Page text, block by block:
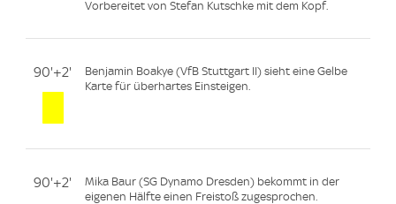
Vorbereitet von Stefan Kutschke mit dem Kopf.
90'+2'
Benjamin Boakye (VfB Stuttgart II) sieht eine Gelbe
Karte für überhartes Einsteigen.
90'+2'
Mika Baur (SG Dynamo Dresden) bekommt in der
eigenen Hälfte einen Freistoß zugesprochen.